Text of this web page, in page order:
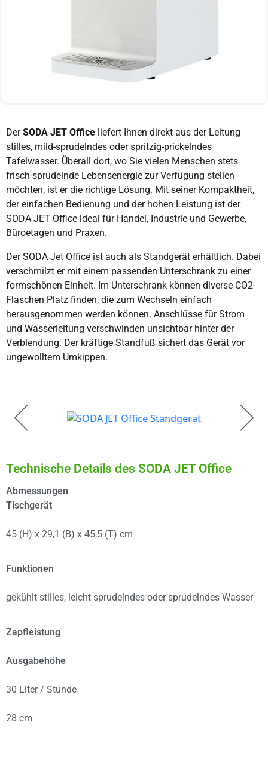
DerSODA JET Office liefert Ihnen direkt aus der Leitung
stilles, mild-sprudelndes oder spritzig-prickelndes
Tafelwasser. Überall dort, wo Sie vielen Menschen stets
frisch-sprudelnde Lebensenergie zur Verfügung stellen
möchten, ist er die richtige Lösung. Mit seiner Kompaktheit,
der einfachen Bedienung und der hohen Leistung ist der
SODA JET Office ideal für Handel, Industrie und Gewerbe,
Büroetagen und Praxen.
Der SODA Jet Office ist auch als Standgerät erhältlich. Dabei
verschmilzt er mit einem passenden Unterschrank zu einer
formschönen Einheit. Im Unterschrank können diverse CO2-
Flaschen Platz finden, die zum Wechseln einfach
herausgenommen werden können. Anschlüsse für Strom
und Wasserleitung verschwinden unsichtbar hinter der
Verblendung. Der kräftige Standfuß sichert das Gerät vor
ungewolltem Umkippen.
Technische Details des SODA JET Office
Abmessungen
Tischgerät
45 (H) x 29,1 (B) x 45,5 (T) cm
Funktionen
gekühlt stilles, leicht sprudelndes oder sprudelndes Wasser
Zapfleistung
Ausgabehöhe
30 Liter / Stunde
28 cm